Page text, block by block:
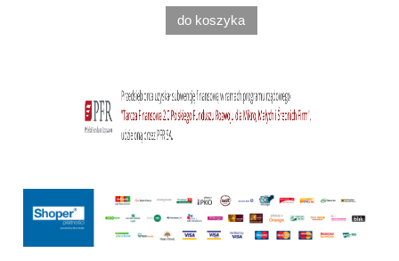
do koszyka